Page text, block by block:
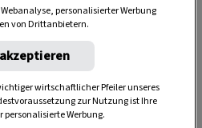
personalisierter Werbung
von Drittanbietern.
wirtschaftlicher Pfeiler unseres
zur Nutzung ist Ihre
Werbung.